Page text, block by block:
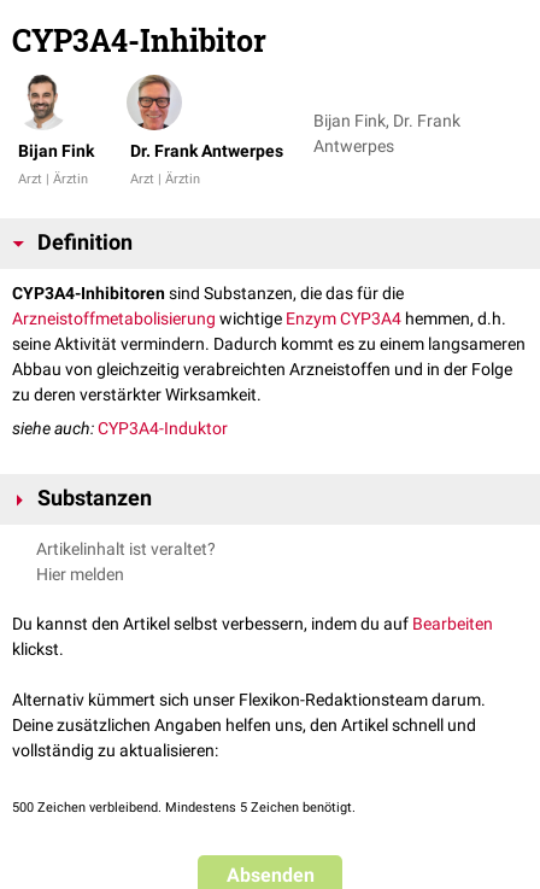
CYP3A4-Inhibitor
Bijan Fink
Arzt | Ärztin
Dr. Frank Antwerpes
Arzt | Ärztin
Bijan Fink, Dr. Frank
Antwerpes
Definition
CYP3A4-Inhibitorensind Substanzen, die das für die
Arzneistoffmetabolisierung wichtige EnzymCYP3A4 hemmen, d.h.
seine Aktivität vermindern. Dadurch kommt es zu einem langsameren
Abbau von gleichzeitig verabreichten Arzneistoffen und in der Folge
zu deren verstärkter Wirksamkeit.
siehe auch:CYP3A4-Induktor
Substanzen
Folgende Arzneistoffe zählen zu den CYP3A4-Inhibitoren (Auswahl):
Starke CYP3A4-Inhibitoren
Ketoconazol Itraconazol, Posaconazol, Voriconazol
Telithromycin
Ritonavir,Atazanavir, Saquinavir,Darunavir,Indinavir,Nelfinavir
Moderate CYP3A4-Inhibitoren
Artikelinhalt ist veraltet?
Hier melden
Du kannst den Artikel selbst verbessern, indem du auf Bearbeiten
klickst.
Alternativ kümmert sich unser Flexikon-Redaktionsteam darum.
Deine zusätzlichen Angaben helfen uns, den Artikel schnell und
vollständig zu aktualisieren:
500 Zeichen verbleibend. Mindestens 5 Zeichen benötigt.
Absenden